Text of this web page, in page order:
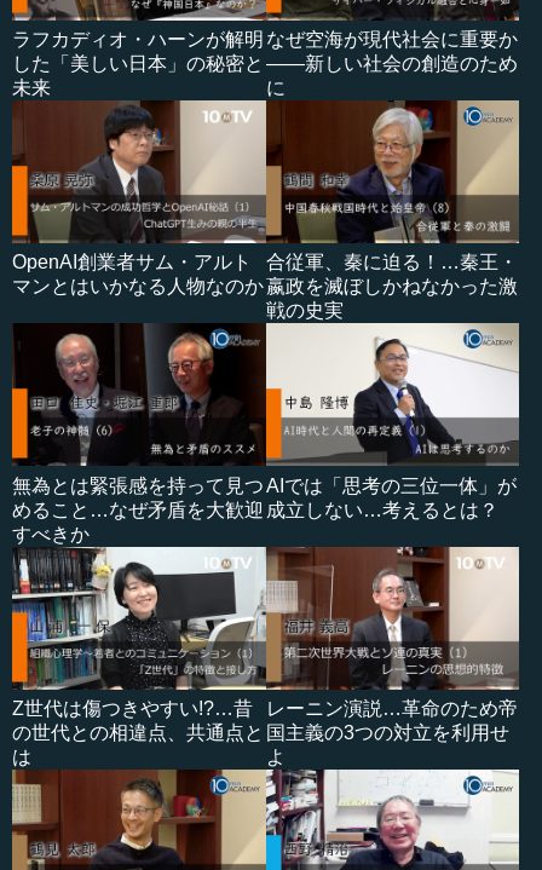
ラフカディオ・ハーンが解明
した「美しい日本」の秘密と
未来
なぜ空海が現代社会に重要か
――新しい社会の創造のため
に
OpenAI創業者サム・アルト
マンとはいかなる人物なのか
合従軍、秦に迫る！…秦王・
嬴政を滅ぼしかねなかった激
戦の史実
無為とは緊張感を持って見つ
めること…なぜ矛盾を大歓迎
すべきか
AIでは「思考の三位一体」が
成立しない…考えるとは？
Z世代は傷つきやすい!?…昔
の世代との相違点、共通点と
は
レーニン演説…革命のため帝
国主義の3つの対立を利用せ
よ